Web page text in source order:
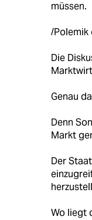
müssen.
/Polemik
Die
Genau
Denn
Markt
Der
Wo liegt